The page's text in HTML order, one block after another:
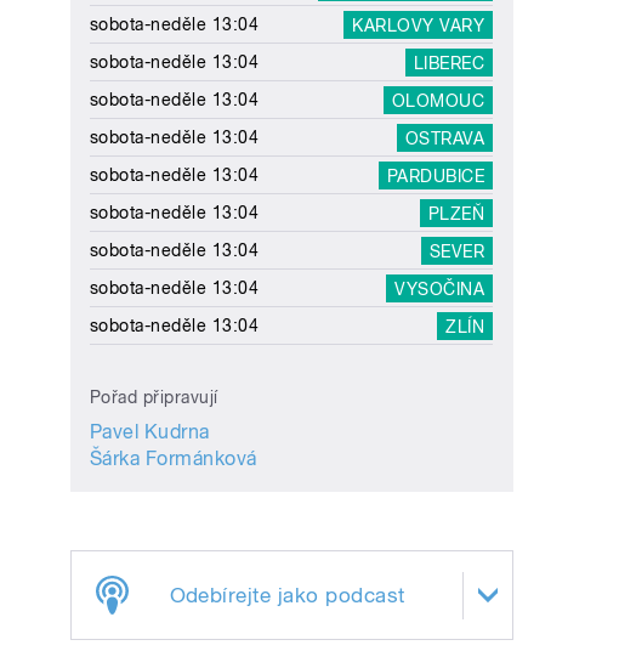
sobota-neděle 13:04
KARLOVY VARY
sobota-neděle 13:04
LIBEREC
sobota-neděle 13:04
OLOMOUC
sobota-neděle 13:04
OSTRAVA
sobota-neděle 13:04
PARDUBICE
sobota-neděle 13:04
PLZEŇ
sobota-neděle 13:04
SEVER
sobota-neděle 13:04
VYSOČINA
sobota-neděle 13:04
ZLÍN
Pořad připravují
Pavel Kudrna
Šárka Formánková
Odebírejte jako podcast